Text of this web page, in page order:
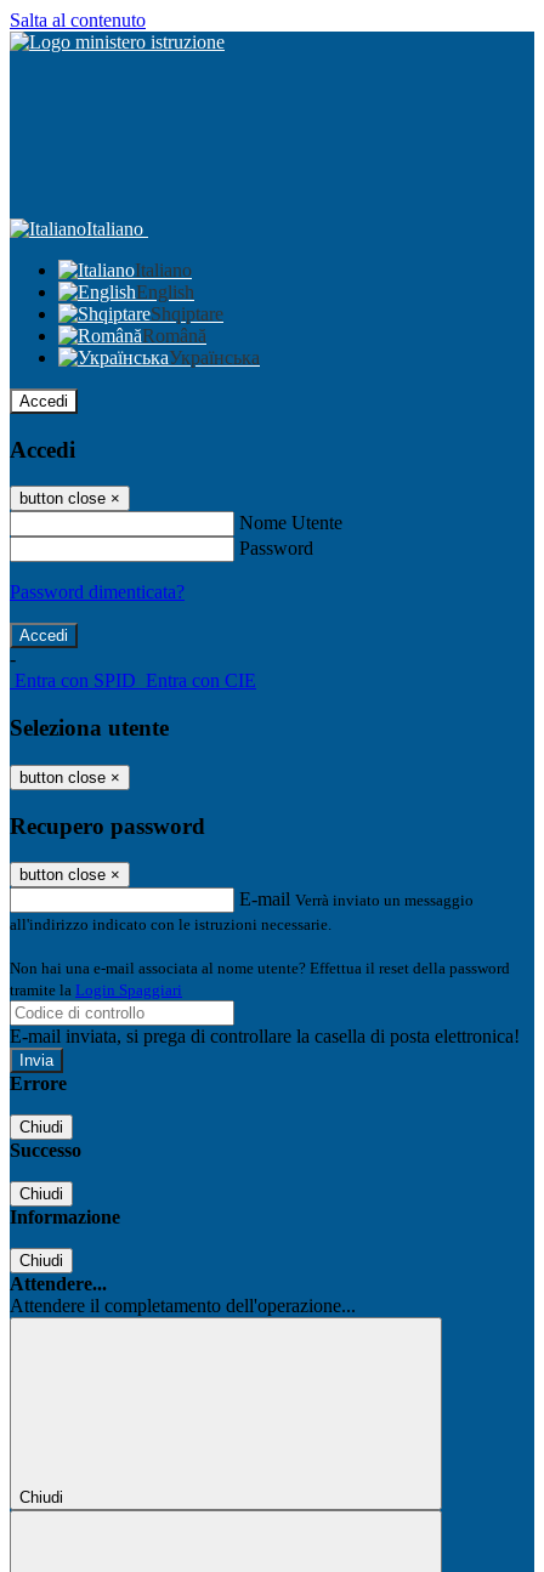
Salta al contenuto
Italiano
Italiano
English
Shqiptare
Română
Українська
Accedi
Accedi
button close ×
Nome Utente
Password
Password dimenticata?
-
Entra con SPID Entra con CIE
Seleziona utente
button close ×
Recupero password
button close ×
E-mail Verrà inviato un messaggio
all'indirizzo indicato con le istruzioni necessarie.
Non hai una e-mail associata al nome utente? Effettua il reset della password
tramite la Login Spaggiari
E-mail inviata, si prega di controllare la casella di posta elettronica!
Errore
Chiudi
Successo
Chiudi
Informazione
Chiudi
Attendere...
Attendere il completamento dell'operazione...
Chiudi